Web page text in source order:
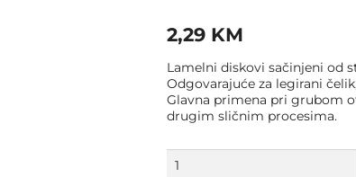
2,29 KM
Lamelni diskovi sačinjeni od
Odgovarajuće za legirani
Glavna primena pri grubom
drugim sličnim procesima.
disk